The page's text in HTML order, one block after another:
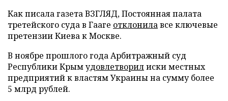
Как писала газета ВЗГЛЯД, Постоянная палата
третейского суда в Гааге отклонилавсе ключевые
претензии Киева к Москве.
В ноябре прошлого года Арбитражный суд
Республики Крымудовлетворилиски местных
предприятий к властям Украины на сумму более
5 млрд рублей.